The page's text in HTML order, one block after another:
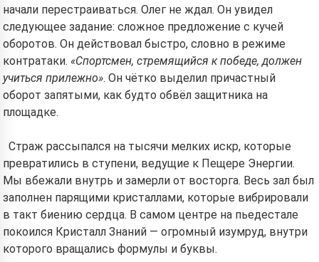
начали перестраиваться. Олег не ждал. Он увидел
следующее задание: сложное предложение с кучей
оборотов. Он действовал быстро, словно в режиме
контратаки. «Спортсмен, стремящийся к победе, должен
учиться прилежно». Он чётко выделил причастный
оборот запятыми, как будто обвёл защитника на
площадке.
Страж рассыпался на тысячи мелких искр, которые
превратились в ступени, ведущие к Пещере Энергии.
Мы вбежали внутрь и замерли от восторга. Весь зал был
заполнен парящими кристаллами, которые вибрировали
в такт биению сердца. В самом центре на пьедестале
покоился Кристалл Знаний — огромный изумруд, внутри
которого вращались формулы и буквы.